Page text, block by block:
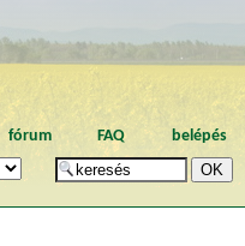
fórum FAQ belépés